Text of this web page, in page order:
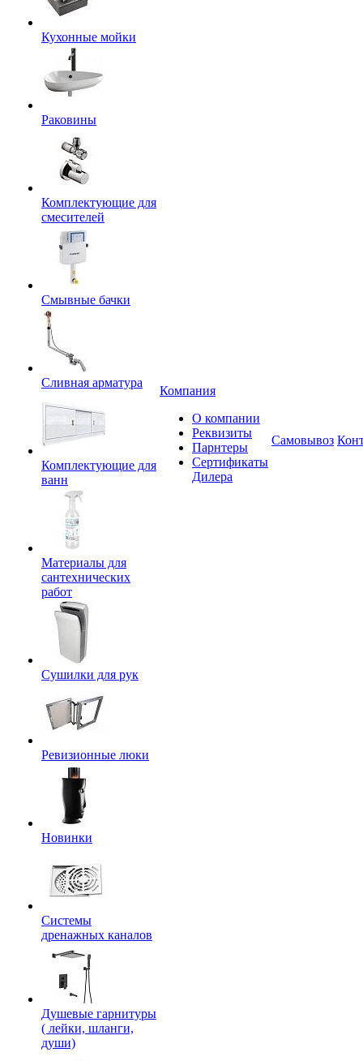
Кухонные мойки
Раковины
Комплектующие для
смесителей
Смывные бачки
Сливная арматура
Комплектующие для
ванн
Материалы для
сантехнических
работ
Сушилки для рук
Ревизионные люки
Новинки
Системы
дренажных каналов
Душевые гарнитуры
( лейки, шланги,
души)
Компания
О компании
Реквизиты
Парнтеры
Сертификаты
Дилера
Самовывоз